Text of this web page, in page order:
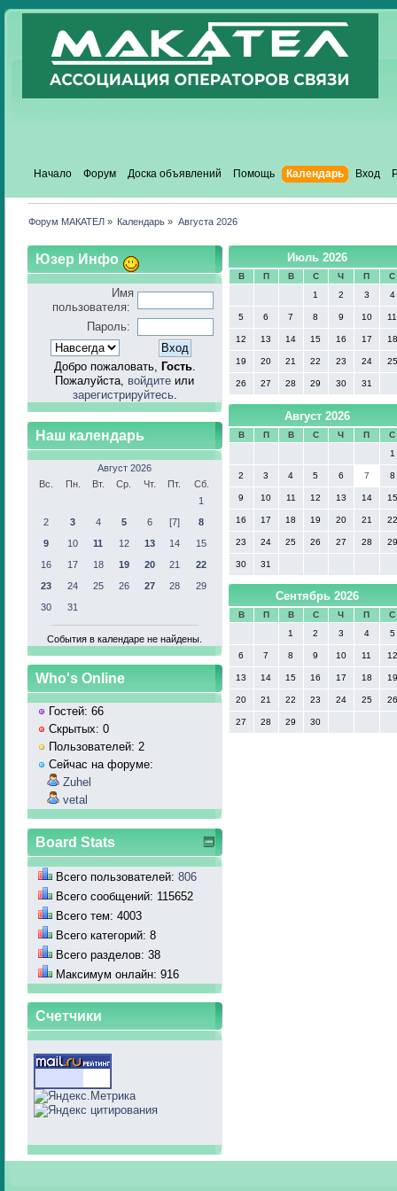
Начало Форум Доска объявлений Помощь Календарь Вход
Форум МАКАТЕЛ » Календарь » Августа 2026
Юзер Инфо
Имя
пользователя:
Пароль:
Добро пожаловать, Гость.
Пожалуйста, войдите или
зарегистрируйтесь.
Наш календарь
Август 2026
Вс.
Пн. Вт. Ср. Чт. Пт.
Сб.
1
2
3 4 5 6 [7]
8
9
10 11 12 13 14
15
16
17 18 19 20 21
22
23
24 25 26 27 28
29
30
31
События в календаре не найдены.
Who's Online
Гостей: 66
Скрытых: 0
Пользователей: 2
Сейчас на форуме:
Zuhel
vetal
Board Stats
Всего пользователей: 806
Всего сообщений: 115652
Всего тем: 4003
Всего категорий: 8
Всего разделов: 38
Максимум онлайн: 916
Счетчики
Июль 2026
В П В С Ч П
С
1
2 3 4
5 6 7 8 9 10 11
12 13 14 15 16 17 18
19 20 21 22 23 24 25
26 27 28 29 30 31
Август 2026
В П В С Ч П
С
1
2 3 4 5 6 7 8
9 10 11 12 13 14 15
16 17 18 19 20 21 22
23 24 25 26 27 28 29
30 31
Сентябрь 2026
В П В С Ч П
С
1
2 3 4 5
6 7 8 9 10 11 12
13 14 15 16 17 18 19
20 21 22 23 24 25 26
27 28 29 30